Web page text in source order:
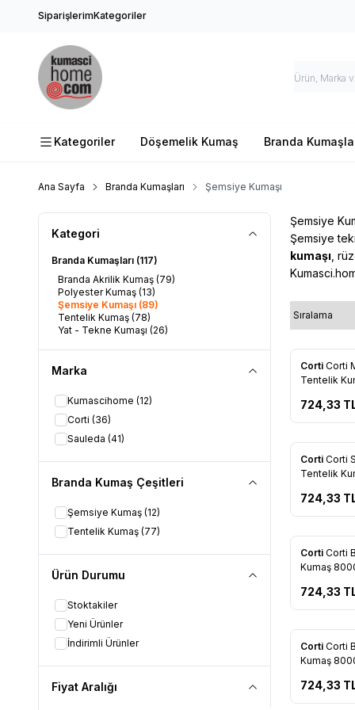
SiparişlerimKategoriler
Kategoriler Döşemelik Kumaş Branda
Ana Sayfa Branda Kumaşları Şemsiye Kumaşı
Kategori
Branda Kumaşları (117)
Branda Akrilik Kumaş (79)
Polyester Kumaş (13)
Şemsiye Kumaşı (89)
Tentelik Kumaş (78)
Yat - Tekne Kumaşı (26)
Marka
Kumascihome (12)
Corti (36)
Sauleda (41)
Branda Kumaş Çeşitleri
Şemsiye Kumaş (12)
Tentelik Kumaş (77)
Ürün Durumu
Stoktakiler
Yeni Ürünler
İndirimli Ürünler
Fiyat Aralığı
Şemsiye
Şemsiye
kumaşı ,
Yeni
Corti Corti
Tentelik
724,33
Yeni
Corti Corti
Tentelik
724,33
Yeni
Corti Corti
Kumaş
724,33
Yeni
Corti Corti
Kumaş
724,33